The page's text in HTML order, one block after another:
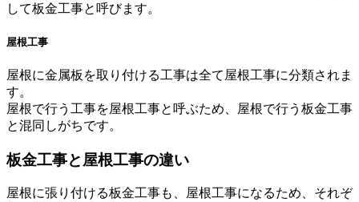
して板金工事と呼びます。
屋根工事
屋根に金属板を取り付ける工事は全て屋根工事に分類されま
す。
屋根で行う工事を屋根工事と呼ぶため、屋根で行う板金工事
と混同しがちです。
板金工事と屋根工事の違い
屋根に張り付ける板金工事も、屋根工事になるため、それぞ